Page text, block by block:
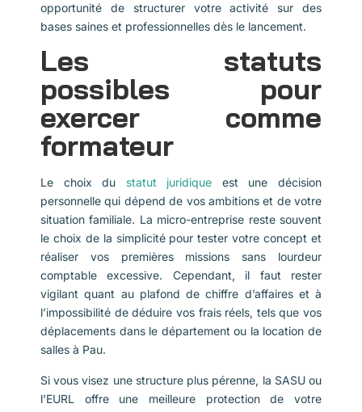
opportunité de structurer votre activité sur des
bases saines et professionnelles dès le lancement.
Les statuts
possibles pour
exercer comme
formateur
Le choix du statut juridique est une décision
personnelle qui dépend de vos ambitions et de votre
situation familiale. La micro-entreprise reste souvent
le choix de la simplicité pour tester votre concept et
réaliser vos premières missions sans lourdeur
comptable excessive. Cependant, il faut rester
vigilant quant au plafond de chiffre d’affaires et à
l’impossibilité de déduire vos frais réels, tels que vos
déplacements dans le département ou la location de
salles à Pau.
Si vous visez une structure plus pérenne, la SASU ou
l’EURL offre une meilleure protection de votre